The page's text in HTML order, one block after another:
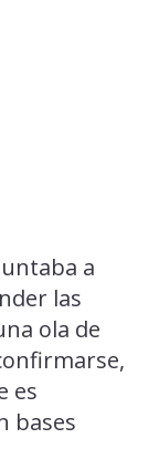
a
las
ola de
es
bases